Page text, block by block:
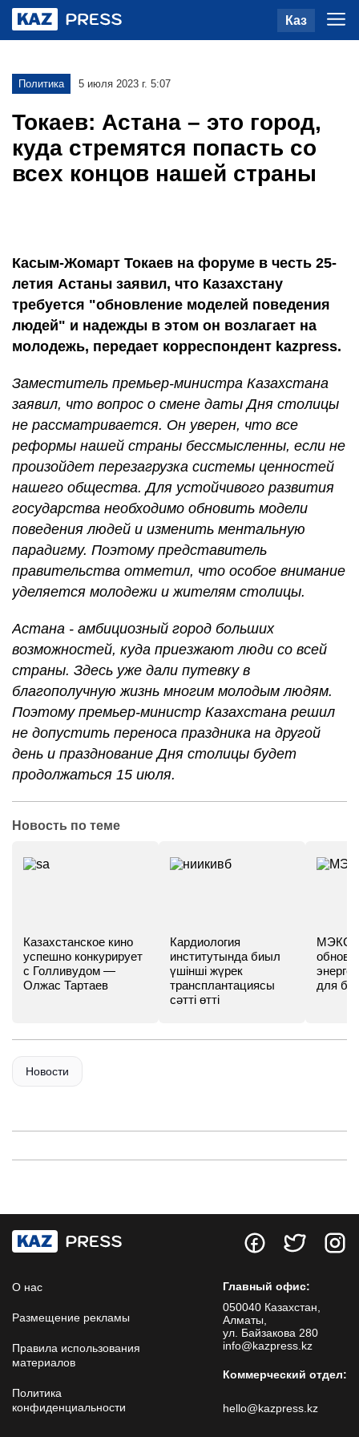
Каз
Политика 5 июля 2023 г. 5:07
Токаев: Астана – это город,
куда стремятся попасть со
всех концов нашей страны
Касым-Жомарт Токаев на форуме в честь 25-
летия Астаны заявил, что Казахстану
требуется "обновление моделей поведения
людей" и надежды в этом он возлагает на
молодежь, передает корреспондент kazpress.
Заместитель премьер-министра Казахстана
заявил, что вопрос о смене даты Дня столицы
не рассматривается. Он уверен, что все
реформы нашей страны бессмысленны, если не
произойдет перезагрузка системы ценностей
нашего общества. Для устойчивого развития
государства необходимо обновить модели
поведения людей и изменить ментальную
парадигму. Поэтому представитель
правительства отметил, что особое внимание
уделяется молодежи и жителям столицы.
Астана - амбициозный город больших
возможностей, куда приезжают люди со всей
страны. Здесь уже дали путевку в
благополучную жизнь многим молодым людям.
Поэтому премьер-министр Казахстана решил
не допустить переноса праздника на другой
день и празднование Дня столицы будет
продолжаться 15 июля.
Новость по теме
Казахстанское кино
успешно конкурирует
с Голливудом —
Олжас Тартаев
Кардиология
институтында биыл
үшінші жүрек
трансплантациясы
сәтті өтті
МЭКС -
для
Новости
О нас
Размещение рекламы
Правила использования
материалов
Политика
конфиденциальности
Главный офис:
050040 Казахстан,
Алматы,
ул. Байзакова 280
info@kazpress.kz
Коммерческий отдел:
hello@kazpress.kz